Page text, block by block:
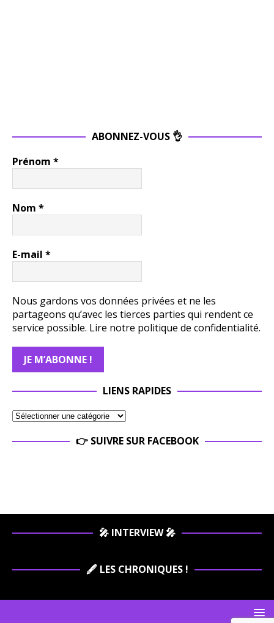
ABONNEZ-VOUS 👌
Prénom *
Nom *
E-mail *
Nous gardons vos données privées et ne les
partageons qu’avec les tierces parties qui rendent ce
service possible. Lire notre politique de confidentialité.
LIENS RAPIDES
👉 SUIVRE SUR FACEBOOK
🎤 INTERVIEW 🎤
🖋️ LES CHRONIQUES !